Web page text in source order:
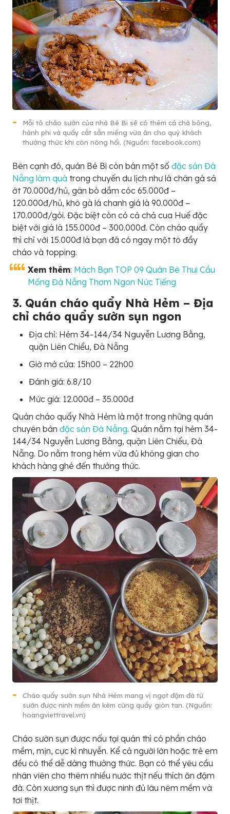
Mỗi tô cháo sườn của nhà Bé Bi sẽ có thêm cả chà bông,
hành phi và quẩy cắt sẵn miếng vừa ăn cho quý khách
thưởng thức khi còn nóng hổi. (Nguồn: facebook.com)
Bên cạnh đó, quán Bé Bi còn bán một số đặc sản Đà
Nẵng làm quà trong chuyến du lịch như là chân gà sả
ớt 70.000đ/hủ, gân bò dầm cóc 65.000đ –
120.000đ/hủ, khô gà lá chanh giá là 90.000đ –
170.000đ/gói. Đặc biệt còn có cả chả cua Huế đặc
biệt với giá là 155.000đ – 300.000đ. Còn cháo quẩy
thì chỉ với 15.000đ là bạn đã có ngay một tô đầy
cháo và topping.
Xem thêm: Mách Bạn TOP 09 Quán Bê Thui Cầu
Mống Đà Nẵng Thơm Ngon Nức Tiếng
3. Quán cháo quẩy Nhà Hẻm – Địa
chỉ cháo quẩy sườn sụn ngon
Địa chỉ: Hẻm 34-144/34 Nguyễn Lương Bằng,
quận Liên Chiểu, Đà Nẵng
Giờ mở cửa: 15h00 – 22h00
Đánh giá: 6.8/10
Mức giá: 12.000đ – 35.000đ
Quán cháo quẩy Nhà Hẻm là một trong những quán
chuyên bán đặc sản Đà Nẵng. Quán nằm tại hẻm 34-
144/34 Nguyễn Lương Bằng, quận Liên Chiểu, Đà
Nẵng. Do nằm trong hẻm vừa đủ không gian cho
khách hàng ghé đến thưởng thức.
Cháo quẩy sườn sụn Nhà Hẻm mang vị ngọt đậm đà từ
sườn được ninh mềm ăn kèm cùng quẩy giòn tan. (Nguồn:
hoangviettravel.vn)
Cháo sườn sụn được nấu tại quán thì có phần cháo
mềm, mịn, cực kì nhuyễn. Kể cả người lớn hoặc trẻ em
đều có thể dễ dàng thưởng thức. Bạn có thể yêu cầu
nhân viên cho thêm nhiều nước thịt nếu thích ăn đậm
đà. Còn xương sụn thì được ninh đủ lâu nêm mềm và
tơi thịt.